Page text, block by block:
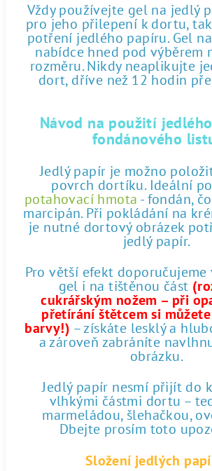
Vždy používejte gel na jedlý
pro jeho přilepení k dortu,
potření jedlého papíru. Gel
nabídce hned pod výběrem
rozměru. Nikdy neaplikujte
dort, dříve než 12 hodin
Návod na použití
fondánového
Jedlý papír je možno
povrch dortíku. Ideální
potahovací hmota - fondán,
marcipán. Při pokládání na
je nutné dortový obrázek
jedlý papír.
Pro větší efekt
gel i na tištěnou část
cukrářským nožem – při
přetírání štětcem si
barvy!) – získáte lesklý a
a zároveň zabráníte
obrázku.
Jedlý papír nesmí přijít do
vlhkými částmi dortu –
marmeládou, šlehačkou,
Dbejte prosím toto
Složení jedlých